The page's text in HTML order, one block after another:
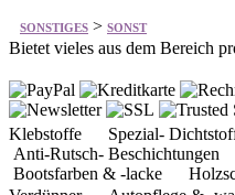
SONSTIGES > SONST
Bietet vieles aus dem Bereich
Klebstoffe Spezial-
Anti-Rutsch-
Bootsfarben & -lacke